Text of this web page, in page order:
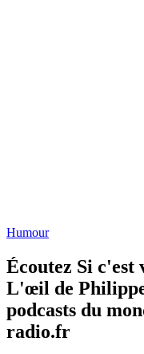
Humour
Écoutez Si c'est
L'œil de
podcasts du
radio.fr